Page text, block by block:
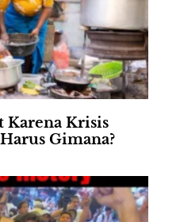
Karena Krisis
Gimana?